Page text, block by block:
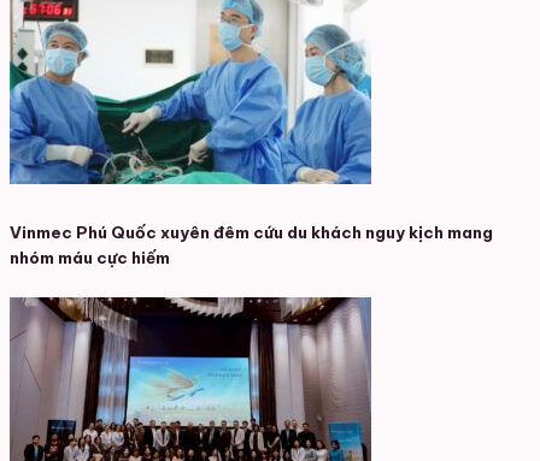
Vinmec Phú Quốc xuyên đêm cứu du khách nguy kịch mang
nhóm máu cực hiếm